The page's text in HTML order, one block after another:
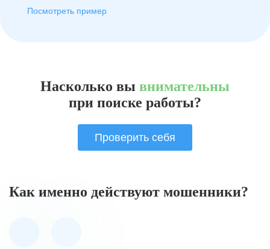
Посмотреть пример
Насколько вы внимательны
при поиске работы?
Проверить себя
Как именно действуют мошенники?